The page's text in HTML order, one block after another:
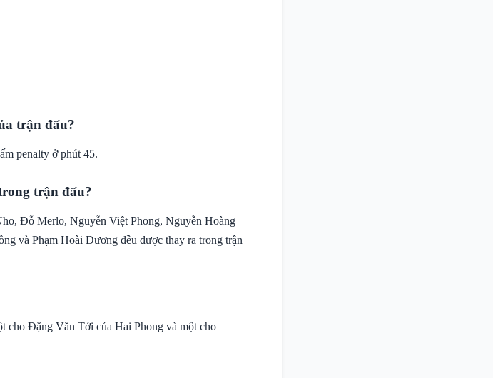
trận đấu?
penalty ở phút 45.
trận đấu?
Đỗ Merlo, Nguyễn Việt Phong, Nguyễn Hoàng
và Phạm Hoài Dương đều được thay ra trong trận
cho Đặng Văn Tới của Hai Phong và một cho